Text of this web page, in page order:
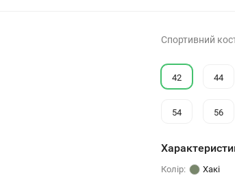
Спортивний
42 44
54 56
Колір:
Хакі